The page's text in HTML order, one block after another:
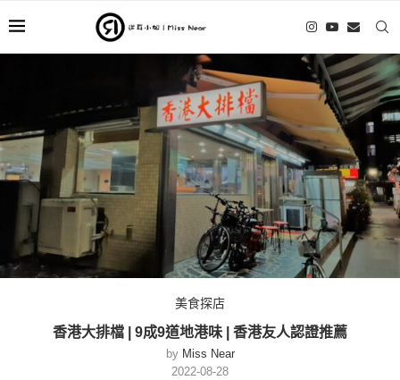
美食探店
香港大排檔 | 9成9道地港味 | 香港友人認證推薦
by Miss Near
2022-08-28